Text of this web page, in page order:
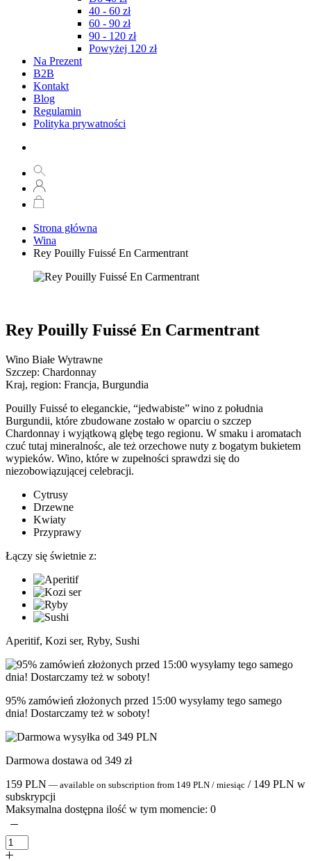
40 - 60 zł
60 - 90 zł
90 - 120 zł
Powyżej 120 zł
Na Prezent
B2B
Kontakt
Blog
Regulamin
Polityka prywatności
Strona główna
Wina
Rey Pouilly Fuissé En Carmentrant
Rey Pouilly Fuissé En Carmentrant
Wino Białe Wytrawne
Szczep: Chardonnay
Kraj, region: Francja, Burgundia
Pouilly Fuissé to eleganckie, “jedwabiste” wino z południa
Burgundii, które zbudowane zostało w oparciu o szczep
Chardonnay i wyjątkową glębę tego regionu. W smaku i aromatach
czuć tutaj mineralnośc, ale też orzechowe nuty z bogatym bukietem
wypieków. Wino, które w zupełności sprawdzi się do
niezobowiązującej celebracji.
Cytrusy
Drzewne
Kwiaty
Przyprawy
Łączy się świetnie z:
Aperitif, Kozi ser, Ryby, Sushi
95% zamówień złożonych przed 15:00 wysyłamy tego samego
dnia! Dostarczamy też w soboty!
Darmowa dostawa od 349 zł
159 PLN — available on subscription from 149 PLN / miesiąc / 149 PLN w
subskrypcji
Maksymalna dostępna ilość w tym momencie: 0